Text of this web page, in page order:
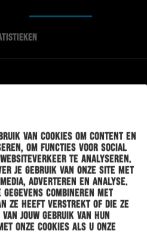
van cookies om content en
om functies voor social
websiteverkeer te analyseren.
je gebruik van onze site met
adverteren en analyse.
combineren met
ze heeft verstrekt of die ze
jouw gebruik van hun
onze cookies als u onze
88' N. FADIGA
82'
R. VLOET
K. LUNDING